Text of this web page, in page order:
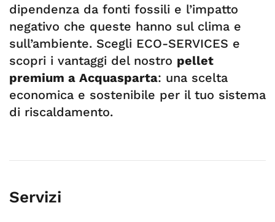
dipendenza da fonti fossili e l’impatto
negativo che queste hanno sul clima e
sull’ambiente. Scegli ECO-SERVICES e
scopri i vantaggi del nostro pellet
premium a Acquasparta: una scelta
economica e sostenibile per il tuo sistema
di riscaldamento.
Servizi